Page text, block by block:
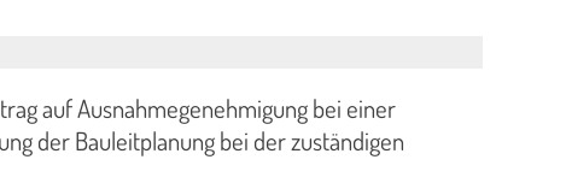
auf Ausnahmegenehmigung bei einer
der Bauleitplanung bei der zuständigen